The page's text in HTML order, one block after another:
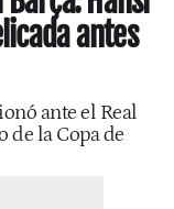
antes
ante el Real
de la Copa de